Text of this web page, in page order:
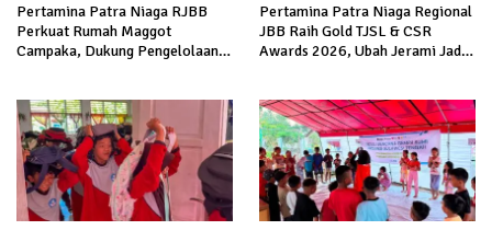
Pertamina Patra Niaga RJBB
Perkuat Rumah Maggot
Campaka, Dukung Pengelolaan
Pertamina Patra Niaga Regional
JBB Raih Gold TJSL & CSR
Awards 2026, Ubah Jerami Jadi